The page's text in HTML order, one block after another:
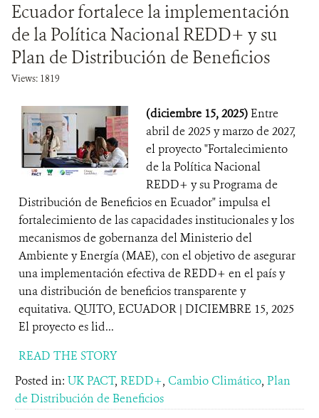
Ecuador fortalece la implementación
de la Política Nacional REDD+ y su
Plan de Distribución de Beneficios
Views: 1819
(diciembre 15, 2025)Entre
abril de 2025 y marzo de 2027,
el proyecto "Fortalecimiento
de la Política Nacional
REDD+ y su Programa de
Distribución de Beneficios en Ecuador" impulsa el
fortalecimiento de las capacidades institucionales y los
mecanismos de gobernanza del Ministerio del
Ambiente y Energía (MAE), con el objetivo de asegurar
una implementación efectiva de REDD+ en el país y
una distribución de beneficios transparente y
equitativa. QUITO, ECUADOR | DICIEMBRE 15, 2025
El proyecto es lid...
READ THE STORY
Posted in: UK PACT, REDD+, Cambio Climático, Plan
de Distribución de Beneficios